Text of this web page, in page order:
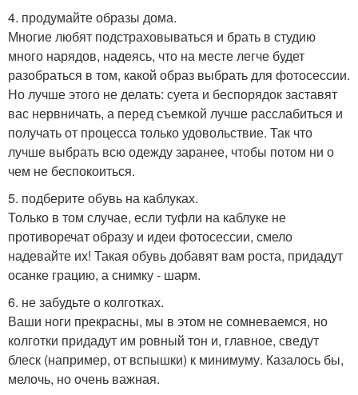
4. продумайте образы дома.
Многие любят подстраховываться и брать в студию
много нарядов, надеясь, что на месте легче будет
разобраться в том, какой образ выбрать для фотосессии.
Но лучше этого не делать: суета и беспорядок заставят
вас нервничать, а перед съемкой лучше расслабиться и
получать от процесса только удовольствие. Так что
лучше выбрать всю одежду заранее, чтобы потом ни о
чем не беспокоиться.
5. подберите обувь на каблуках.
Только в том случае, если туфли на каблуке не
противоречат образу и идеи фотосессии, смело
надевайте их! Такая обувь добавят вам роста, придадут
осанке грацию, а снимку - шарм.
6. не забудьте о колготках.
Ваши ноги прекрасны, мы в этом не сомневаемся, но
колготки придадут им ровный тон и, главное, сведут
блеск (например, от вспышки) к минимуму. Казалось бы,
мелочь, но очень важная.